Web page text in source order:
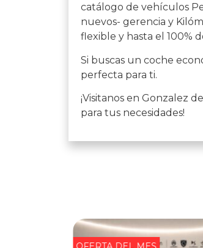
catálogo de vehículos
nuevos- gerencia y
flexible y hasta el 100%
Si buscas un coche
perfecta para ti.
¡Visitanos en Gonzalez
para tus necesidades!